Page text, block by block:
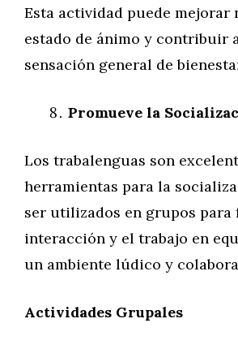
Esta actividad puede mejorar
estado de ánimo y contribuir
sensación general de
Promueve la
Los trabalenguas son
herramientas para la
ser utilizados en grupos para
interacción y el trabajo en
un ambiente lúdico y
Actividades Grupales